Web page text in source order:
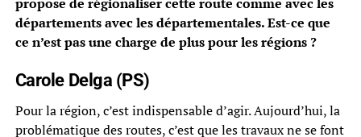
départements avec les départementales. Est-ce que
ce n’est pas une charge de plus pour les régions ?
Carole Delga (PS)
Pour la région, c’est indispensable d’agir. Aujourd’hui, la
problématique des routes, c’est que les travaux ne se font